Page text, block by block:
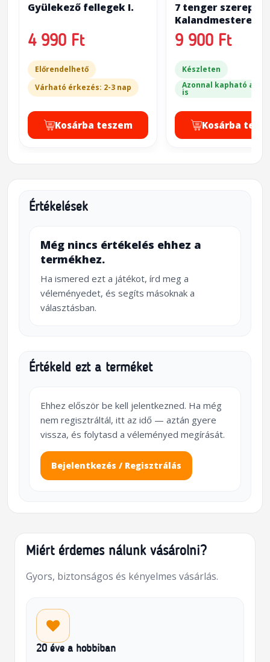
Gyülekező fellegek I.
4 990 Ft
Előrendelhető
Várható érkezés: 2-3 nap
Kosárba teszem
7 tenger
Kalandmesterek
könyve
9 900 Ft
Készleten
Azonnal kapható a
is
Kosárba
Értékelések
Még nincs értékelés ehhez a
termékhez.
Ha ismered ezt a játékot, írd meg a
véleményedet, és segíts másoknak a
választásban.
Értékeld ezt a terméket
Ehhez először be kell jelentkezned. Ha még
nem regisztráltál, itt az idő — aztán gyere
vissza, és folytasd a véleményed megírását.
Bejelentkezés / Regisztrálás
Miért érdemes nálunk vásárolni?
Gyors, biztonságos és kényelmes vásárlás.
20 éve a hobbiban